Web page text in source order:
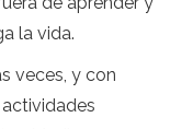
la vida.
veces, y con